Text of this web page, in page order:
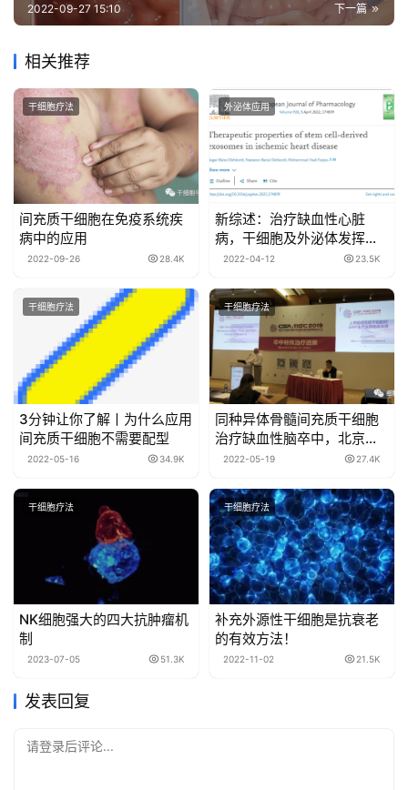
下一篇
2022-09-27 15:10
相关推荐
干细胞疗法
间充质干细胞在免疫系统疾
病中的应用
2022-09-26 28.4K
外泌体应用
新综述：治疗缺血性心脏
病，干细胞及外泌体发挥越
来越重要的作用
2022-04-12 23.5K
干细胞疗法
3分钟让你了解丨为什么应用
间充质干细胞不需要配型
2022-05-16 34.9K
干细胞疗法
同种异体骨髓间充质干细胞
治疗缺血性脑卒中，北京天
坛医院已成功完成12例入组
2022-05-19 27.4K
干细胞疗法
NK细胞强大的四大抗肿瘤机
制
2023-07-05 51.3K
干细胞疗法
补充外源性干细胞是抗衰老
的有效方法！
2022-11-02 21.5K
发表回复
请登录后评论...